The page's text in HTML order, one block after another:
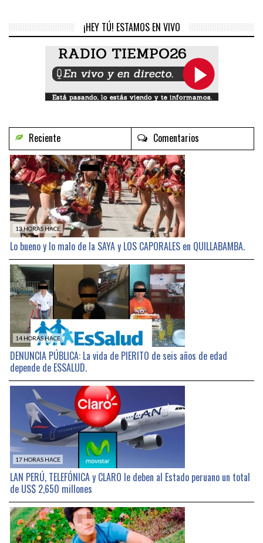
¡HEY TÚ! ESTAMOS EN VIVO
Reciente Comentarios
13 HORAS HACE
Lo bueno y lo malo de la SAYA y LOS CAPORALES en QUILLABAMBA.
14 HORAS HACE
DENUNCIA PÚBLICA: La vida de PIERITO de seis años de edad
depende de ESSALUD.
17 HORAS HACE
LAN PERÚ, TELEFÓNICA y CLARO le deben al Estado peruano un total
de US$ 2,650 millones